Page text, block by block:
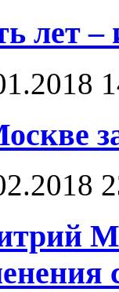
лет –